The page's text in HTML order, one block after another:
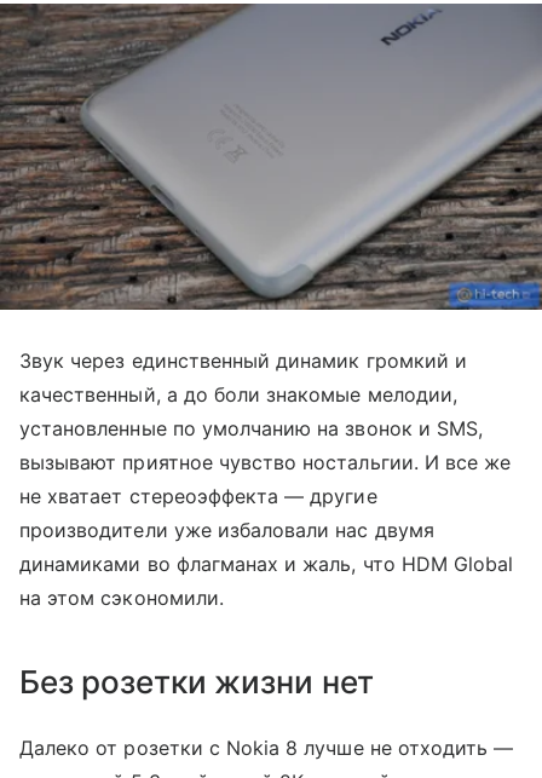
Звук через единственный динамик громкий и
качественный, а до боли знакомые мелодии,
установленные по умолчанию на звонок и SMS,
вызывают приятное чувство ностальгии. И все же
не хватает стереоэффекта — другие
производители уже избаловали нас двумя
динамиками во флагманах и жаль, что HDM Global
на этом сэкономили.
Без розетки жизни нет
Далеко от розетки с Nokia 8 лучше не отходить —